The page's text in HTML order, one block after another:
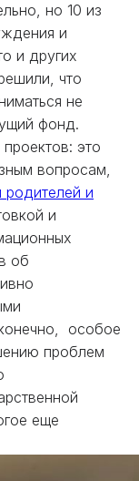
но 10 из
и
и других
что
не
фонд.
это
вопросам,
родителей и
и
об
особое
проблем
еще